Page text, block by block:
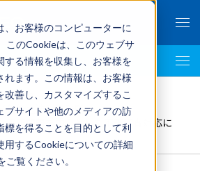
、お客様のコンピューターに
このCookieは、このウェブサ
する情報を収集し、お客様を
れます。この情報は、お客様
善し、カスタマイズするこ
ブサイトや他のメディアの訪
標を得ることを目的として利
用するCookieについての詳細
ご覧ください。
Portal >
和総合法律事務所>
不正問題を中心とした不正調査対応に